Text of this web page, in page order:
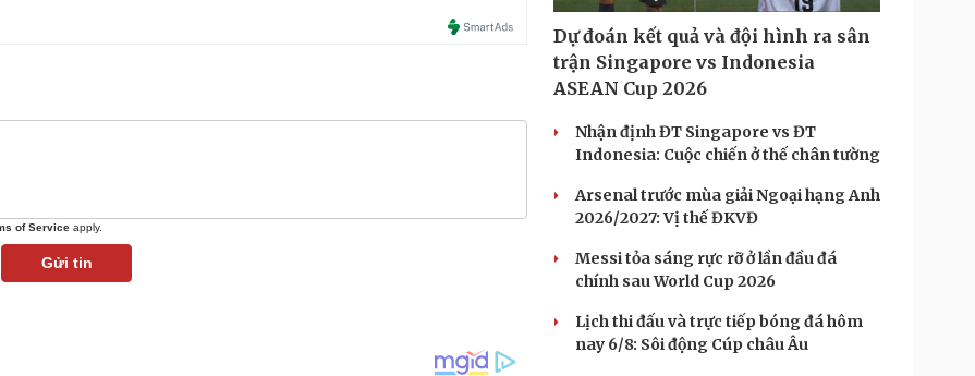
of Service apply.
Gửi tin
Dự đoán kết quả và đội hình ra sân
trận Singapore vs Indonesia
ASEAN Cup 2026
Nhận định ĐT Singapore vs ĐT
Indonesia: Cuộc chiến ở thế chân tường
Arsenal trước mùa giải Ngoại hạng Anh
2026/2027: Vị thế ĐKVĐ
Messi tỏa sáng rực rỡ ở lần đầu đá
chính sau World Cup 2026
Lịch thi đấu và trực tiếp bóng đá hôm
nay 6/8: Sôi động Cúp châu Âu